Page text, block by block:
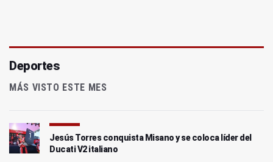
Deportes
MÁS VISTO ESTE MES
Jesús Torres conquista Misano y se coloca líder del
Ducati V2 italiano